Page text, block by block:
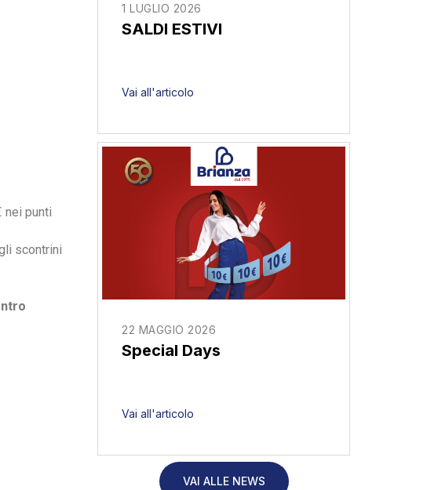
nei punti
scontrini
1 LUGLIO 2026
SALDI ESTIVI
Vai all'articolo
22 MAGGIO 2026
Special Days
Vai all'articolo
VAI ALLE NEWS